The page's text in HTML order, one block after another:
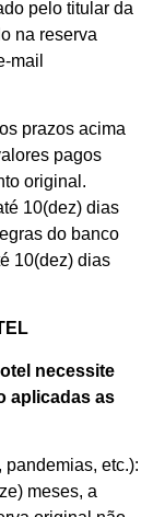
pelo titular da
na reserva
mail
prazos acima
pagos
original.
10(dez) dias
do banco
10(dez) dias
necessite
aplicadas as
etc.):
meses, a